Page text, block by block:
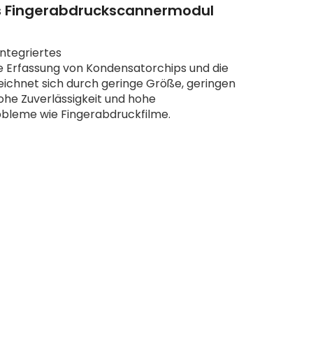
Fingerabdruckscannermodul
von Kondensatorchips und die
sich durch geringe Größe, geringen
Zuverlässigkeit und hohe
wie Fingerabdruckfilme.